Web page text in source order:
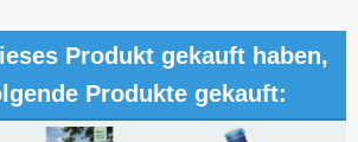
Produkt gekauft haben,
Produkte gekauft: